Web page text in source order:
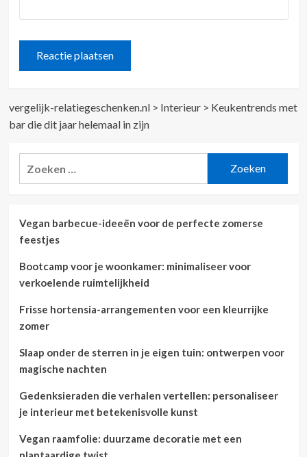
vergelijk-relatiegeschenken.nl> Interieur> Keukentrends met
bar die dit jaar helemaal in zijn
Vegan barbecue-ideeën voor de perfecte zomerse
feestjes
Bootcamp voor je woonkamer: minimaliseer voor
verkoelende ruimtelijkheid
Frisse hortensia-arrangementen voor een kleurrijke
zomer
Slaap onder de sterren in je eigen tuin: ontwerpen voor
magische nachten
Gedenksieraden die verhalen vertellen: personaliseer
je interieur met betekenisvolle kunst
Vegan raamfolie: duurzame decoratie met een